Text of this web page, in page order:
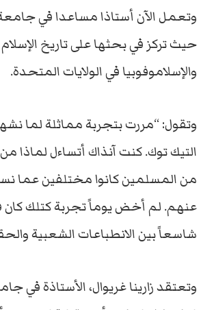
وتعمل الآن أستاذا مساعدا في
حيث تركز في بحثها على تاريخ الإسلام
والإسلاموفوبيا في الولايات المتحدة.
وتقول: “مررت بتجربة مماثلة لما
التيك توك. كنت آنذاك أتساءل لماذا
من المسلمين كانوا مختلفين عما
عنهم. لم أخض يوماً تجربة كتلك كان
شاسعاً بين الانطباعات الشعبية
وتعتقد زارينا غريوال، الأستاذة في